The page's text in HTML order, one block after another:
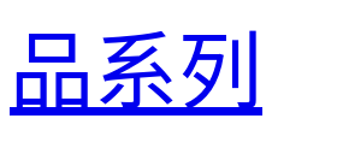
品系列